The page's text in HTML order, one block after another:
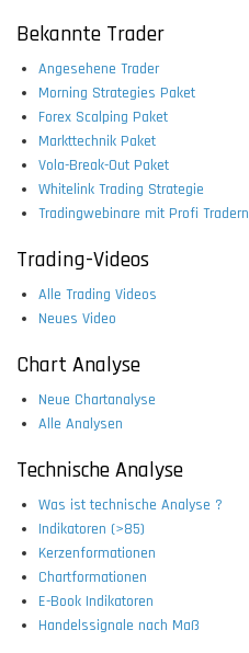
Bekannte Trader
Angesehene Trader
Morning Strategies Paket
Forex Scalping Paket
Markttechnik Paket
Vola-Break-Out Paket
Whitelink Trading Strategie
Tradingwebinare mit Profi Tradern
Trading-Videos
Alle Trading Videos
Neues Video
Chart Analyse
Neue Chartanalyse
Alle Analysen
Technische Analyse
Was ist technische Analyse ?
Indikatoren (>85)
Kerzenformationen
Chartformationen
E-Book Indikatoren
Handelssignale nach Maß